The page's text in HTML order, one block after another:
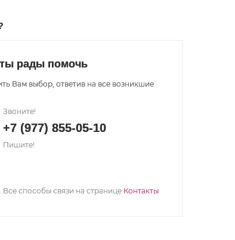
рады помочь
Вам выбор, ответив на все возникшие
Звоните!
+7 (977) 855-05-10
Пишите!
Все способы связи на странице Контакты